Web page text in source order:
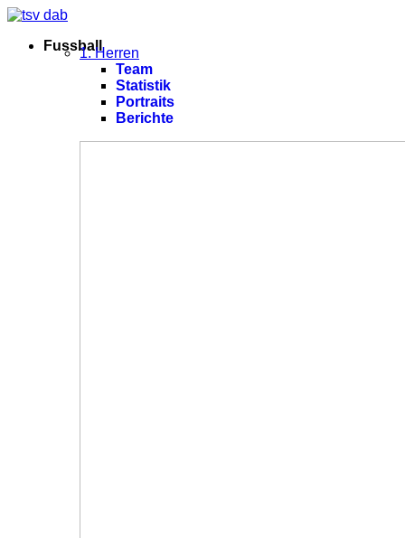
Fussball1. Herren
Team
Statistik
Portraits
Berichte